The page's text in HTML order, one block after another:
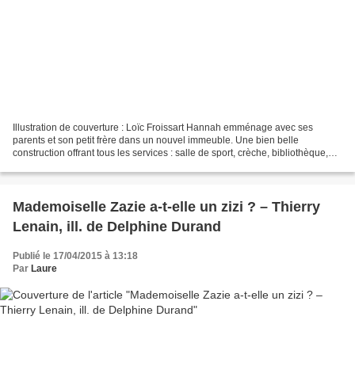
Illustration de couverture : Loïc Froissart Hannah emménage avec ses
parents et son petit frère dans un nouvel immeuble. Une bien belle
construction offrant tous les services : salle de sport, crèche, bibliothèque,
Mademoiselle Zazie a-t-elle un zizi ? – Thierry
Lenain, ill. de Delphine Durand
Publié le 17/04/2015 à 13:18
Par Laure